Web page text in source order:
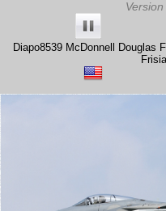
Diapo8539 McDonnell Douglas